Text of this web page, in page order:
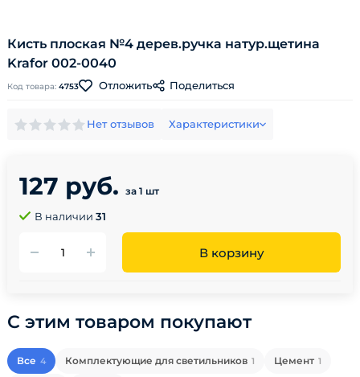
Кисть плоская №4 дерев.ручка натур.щетина
Krafor 002-0040
Код товара: 4753 Отложить Поделиться
Нет отзывов Характеристики
127 руб. за 1 шт
В наличии 31
В корзину
С этим товаром покупают
Все 4 Комплектующие для светильников 1 Цемент 1